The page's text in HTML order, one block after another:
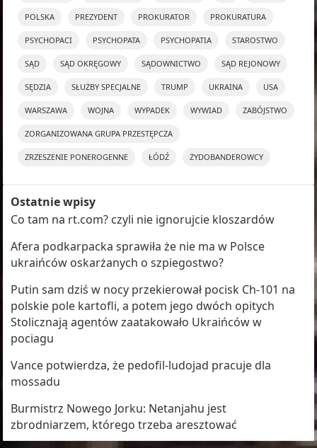
POLSKA PREZYDENT PROKURATOR PROKURATURA
PSYCHOPACI PSYCHOPATA PSYCHOPATIA STAROSTWO
SĄD SĄD OKRĘGOWY SĄDOWNICTWO SĄD REJONOWY
SĘDZIA SŁUŻBY SPECJALNE TRUMP UKRAINA USA
WARSZAWA WOJNA WYPADEK WYWIAD ZABÓJSTWO
ZORGANIZOWANA GRUPA PRZESTĘPCZA
ZRZESZENIE PONEROGENNE ŁÓDŹ ŻYDOBANDEROWCY
Ostatnie wpisy
Co tam na rt.com? czyli nie ignorujcie kloszardów
Afera podkarpacka sprawiła że nie ma w Polsce
ukraińców oskarżanych o szpiegostwo?
Putin sam dziś w nocy przekierował pocisk Ch-101 na
polskie pole kartofli, a potem jego dwóch opitych
Stolicznają agentów zaatakowało Ukraińców w
pociagu
Vance potwierdza, że pedofil-ludojad pracuje dla
mossadu
Burmistrz Nowego Jorku: Netanjahu jest
zbrodniarzem, którego trzeba aresztować